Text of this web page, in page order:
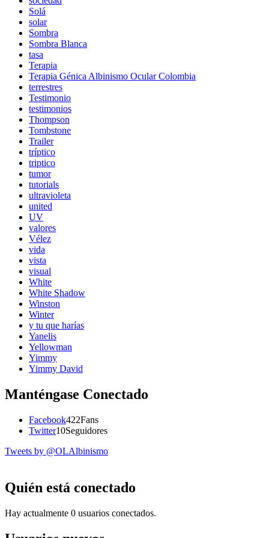
Solá
solar
Sombra
Sombra Blanca
tasa
Terapia
Terapia Génica Albinismo Ocular Colombia
terrestres
Testimonio
testimonios
Thompson
Tombstone
Trailer
tríptico
triptico
tumor
tutorials
ultravioleta
united
UV
valores
Vélez
vida
vista
visual
White
White Shadow
Winston
Winter
y tu que harías
Yanelis
Yellowman
Yimmy
Yimmy David
Manténgase Conectado
Facebook422Fans
Twitter10Seguidores
Tweets by @OLAlbinismo
Quién está conectado
Hay actualmente 0 usuarios conectados.